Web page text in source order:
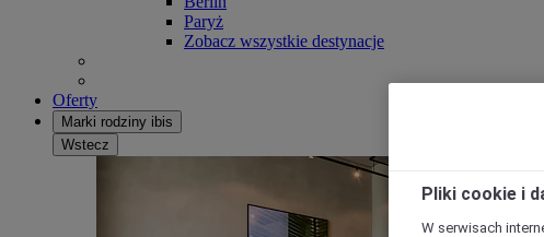
Paryż
Zobacz wszystkie destynacje
Oferty
Marki rodziny ibis
Wstecz
Pliki cookie i
W serwisach